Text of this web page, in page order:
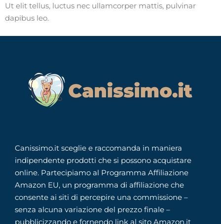
Ut elit tellus, luctus nec ullamcorper mattis, pulvinar
dapibus leo.
Canissimo.it sceglie e raccomanda in maniera
indipendente prodotti che si possono acquistare
online. Partecipiamo al Programma Affiliazione
Amazon EU, un programma di affiliazione che
consente ai siti di percepire una commissione –
senza alcuna variazione del prezzo finale –
pubblicizzando e fornendo link al sito Amazon.it